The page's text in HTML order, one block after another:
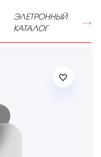
ЭЛЕТРОННЫЙ
КАТАЛОГ